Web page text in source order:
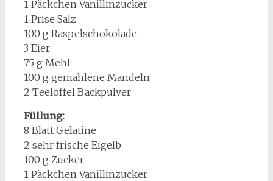
1 Päckchen Vanillinzucker
1 Prise Salz
100 g Raspelschokolade
3 Eier
75 g Mehl
100 g gemahlene Mandeln
2 Teelöffel Backpulver
Füllung:
8 Blatt Gelatine
2 sehr frische Eigelb
100 g Zucker
1 Päckchen Vanillinzucker